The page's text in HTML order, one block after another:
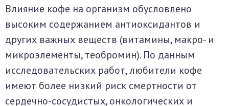
Влияние кофе на организм обусловлено
высоким содержанием антиоксидантов и
других важных веществ (витамины, макро- и
микроэлементы, теобромин). По данным
исследовательских работ, любители кофе
имеют более низкий риск смертности от
сердечно-сосудистых, онкологических и